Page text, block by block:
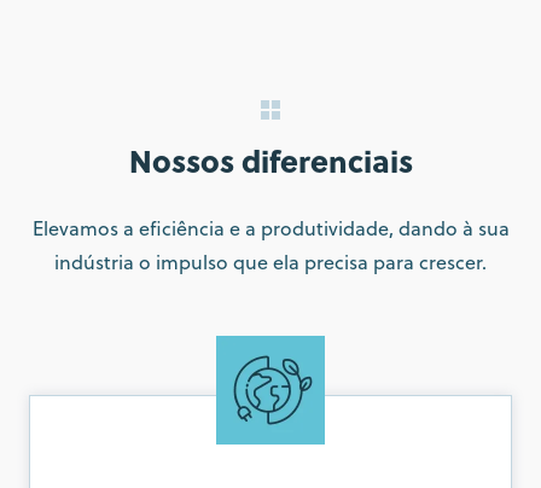
Nossos diferenciais
Elevamos a eficiência e a produtividade, dando à sua
indústria o impulso que ela precisa para crescer.